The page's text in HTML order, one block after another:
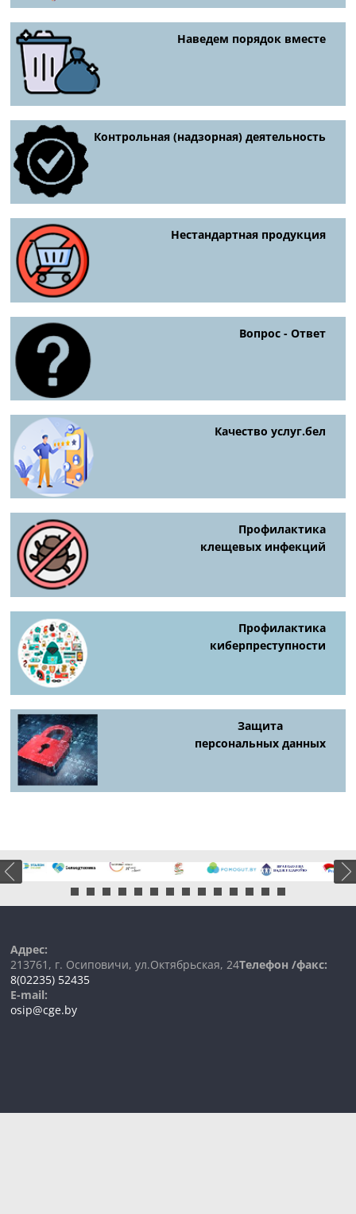
Наведем порядок вместе
Контрольная (надзорная) деятельность
Нестандартная продукция
Вопрос - Ответ
Качество услуг.бел
Профилактика
клещевых инфекций
Профилактика
киберпреступности
Защита
персональных данных
Адрес:
213761, г. Осиповичи, ул.Октябрьская, 24Телефон /факс:
8(02235) 52435
E-mail:
osip@cge.by